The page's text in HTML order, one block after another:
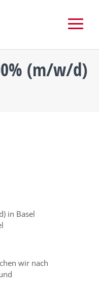
(m/w/d)
in Basel
wir nach